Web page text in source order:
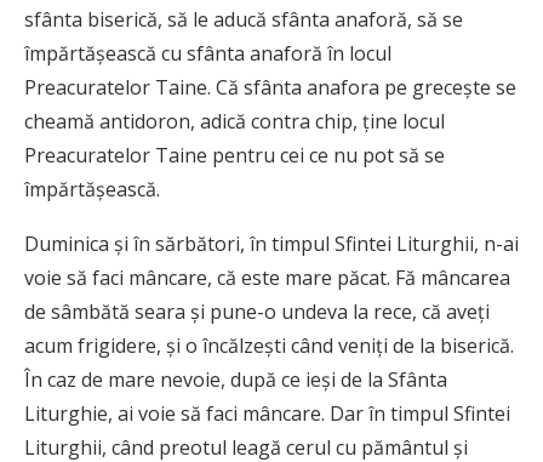
sfânta biserică, să le aducă sfânta anaforă, să se
împărtăşească cu sfânta anaforă în locul
Preacuratelor Taine. Că sfânta anafora pe greceşte se
cheamă antidoron, adică contra chip, ţine locul
Preacuratelor Taine pentru cei ce nu pot să se
împărtăşească.
Duminica şi în sărbători, în timpul Sfintei Liturghii, n-ai
voie să faci mâncare, că este mare păcat. Fă mâncarea
de sâmbătă seara şi pune-o undeva la rece, că aveţi
acum frigidere, şi o încălzeşti când veniţi de la biserică.
În caz de mare nevoie, după ce ieşi de la Sfânta
Liturghie, ai voie să faci mâncare. Dar în timpul Sfintei
Liturghii, când preotul leagă cerul cu pământul şi